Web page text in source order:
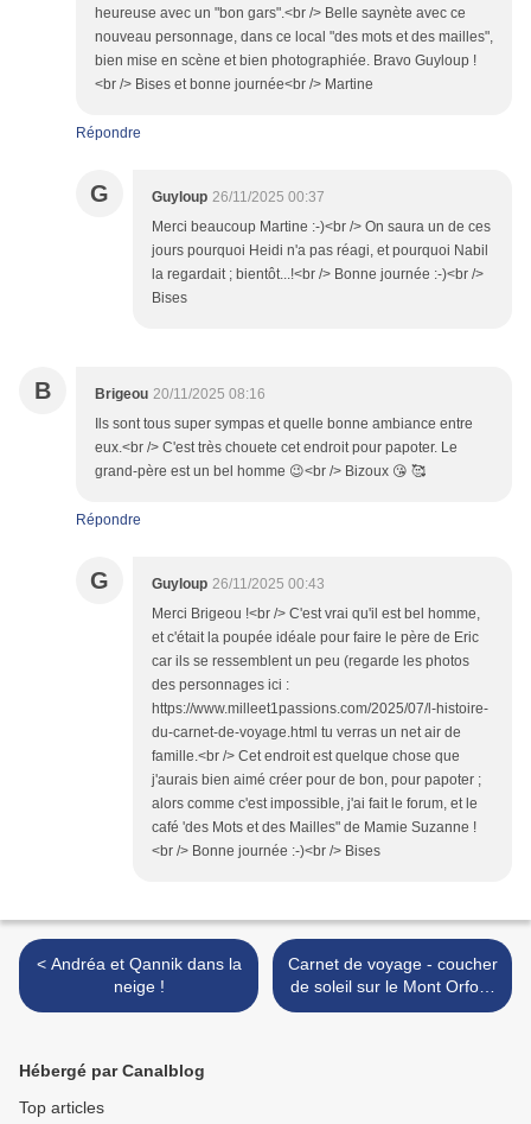
heureuse avec un "bon gars".<br /> Belle saynète avec ce
nouveau personnage, dans ce local "des mots et des mailles",
bien mise en scène et bien photographiée. Bravo Guyloup !
<br /> Bises et bonne journée<br /> Martine
Répondre
G Guyloup 26/11/2025 00:37
Merci beaucoup Martine :-)<br /> On saura un de ces
jours pourquoi Heidi n'a pas réagi, et pourquoi Nabil
la regardait ; bientôt...!<br /> Bonne journée :-)<br />
Bises
B Brigeou 20/11/2025 08:16
Ils sont tous super sympas et quelle bonne ambiance entre
eux.<br /> C'est très chouete cet endroit pour papoter. Le
grand-père est un bel homme 😉<br /> Bizoux 😘 🥰
Répondre
G Guyloup 26/11/2025 00:43
Merci Brigeou !<br /> C'est vrai qu'il est bel homme,
et c'était la poupée idéale pour faire le père de Eric
car ils se ressemblent un peu (regarde les photos
des personnages ici :
https://www.milleet1passions.com/2025/07/l-histoire-
du-carnet-de-voyage.html tu verras un net air de
famille.<br /> Cet endroit est quelque chose que
j'aurais bien aimé créer pour de bon, pour papoter ;
alors comme c'est impossible, j'ai fait le forum, et le
café 'des Mots et des Mailles" de Mamie Suzanne !
<br /> Bonne journée :-)<br /> Bises
< Andréa et Qannik dans la
neige !
Carnet de voyage - coucher
de soleil sur le Mont Orford
>
Hébergé par Canalblog
Top articles